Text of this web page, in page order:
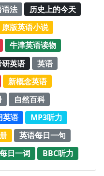
法
历史上的今天
原版英语小说
牛津英语读物
研英语
英语
新概念英语
自然百科
英语
MP3听力
英语每日一句
每日一词 BBC听力